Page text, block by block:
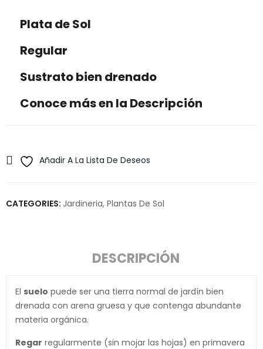
Plata de Sol
Regular
Sustrato bien drenado
Conoce más en la Descripción
Añadir A La Lista De Deseos
CATEGORIES: Jardineria, Plantas De Sol
DESCRIPCIÓN
El suelo puede ser una tierra normal de jardín bien
drenada con arena gruesa y que contenga abundante
materia orgánica.
Regar regularmente (sin mojar las hojas) en primavera